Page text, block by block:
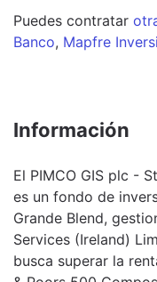
Puedes contratar
Banco, Mapfre
Información
El PIMCO GIS plc -
es un fondo de
Grande Blend,
Services (Ireland)
busca superar la